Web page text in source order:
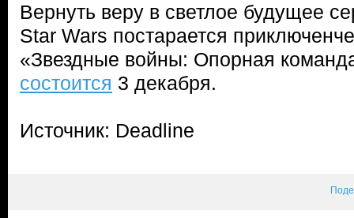
Вернуть веру в светлое будущее
Star Wars постарается
«Звездные войны: Опорная
состоится 3 декабря.
Источник: Deadline